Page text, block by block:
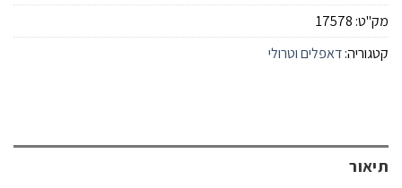
מק"ט: 17578
קטגוריה:דאפלים וטרולי
תיאור